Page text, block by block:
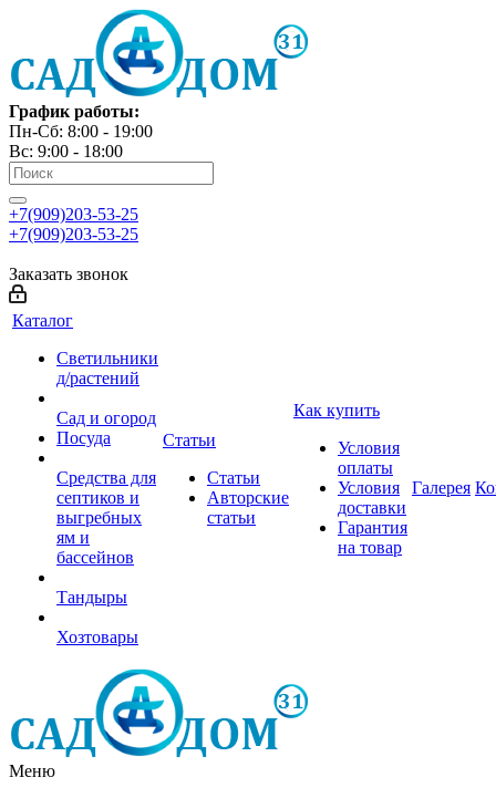
График работы:
Пн-Сб: 8:00 - 19:00
Вс: 9:00 - 18:00
+7(909)203-53-25
+7(909)203-53-25
Заказать звонок
Каталог
Светильники
д/растений
Сад и огород
Посуда
Средства для
септиков и
выгребных
ям и
бассейнов
Тандыры
Хозтовары
Статьи
Статьи
Авторские
статьи
Как купить
Условия
оплаты
Условия
доставки
Гарантия
на товар
Галерея
Меню